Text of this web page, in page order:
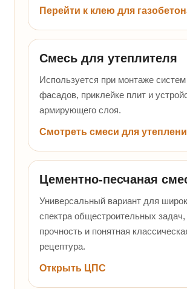
Перейти к клею для
Смесь для утеплителя
Используется при монтаже
фасадов, приклейке плит и
армирующего слоя.
Смотреть смеси для
Цементно-песчаная
Универсальный вариант для
спектра общестроительных задач,
прочность и понятная
рецептура.
Открыть ЦПС